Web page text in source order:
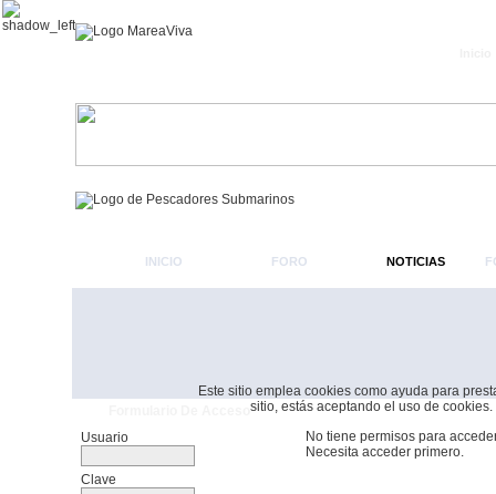
Este sitio emplea cookies como ayuda para
sitio, estás aceptando el uso de cookies.
INICIO FORO NOTICIAS
Usuario
Clave
No tiene permisos para
Necesita acceder primero.